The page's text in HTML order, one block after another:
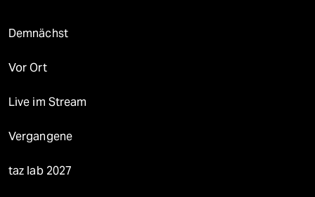
Demnächst
Vor Ort
Live im Stream
Vergangene
taz lab 2027